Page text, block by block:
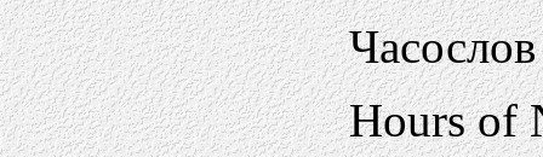
Hours of